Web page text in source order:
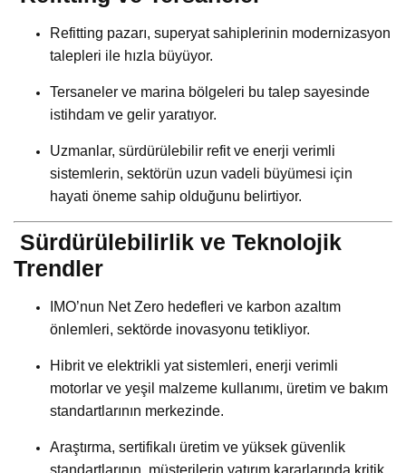
Refitting pazarı, superyat sahiplerinin modernizasyon
talepleri ile hızla büyüyor.
Tersaneler ve marina bölgeleri bu talep sayesinde
istihdam ve gelir yaratıyor.
Uzmanlar, sürdürülebilir refit ve enerji verimli
sistemlerin, sektörün uzun vadeli büyümesi için
hayati öneme sahip olduğunu belirtiyor.
Sürdürülebilirlik ve Teknolojik
Trendler
IMO’nun Net Zero hedefleri ve karbon azaltım
önlemleri, sektörde inovasyonu tetikliyor.
Hibrit ve elektrikli yat sistemleri, enerji verimli
motorlar ve yeşil malzeme kullanımı, üretim ve bakım
standartlarının merkezinde.
Araştırma, sertifikalı üretim ve yüksek güvenlik
standartlarının, müşterilerin yatırım kararlarında kritik